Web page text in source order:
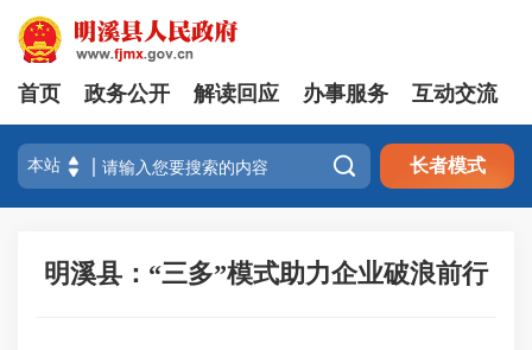
首页 政务公开 解读回应 办事服务 互动交流
 长者模式
明溪县：“三多”模式助力企业破浪前行